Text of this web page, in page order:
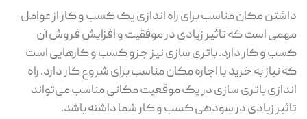
داشتن مکان مناسب برای راه اندازی یک کسب و کار از عوامل
مهمی است که تاثیر زیادی در موفقیت و افزایش فروش آن
کسب و کار دارد. باتری سازی نیز جزو کسب و کارهایی است
که نیاز به خرید یا اجاره مکان مناسب برای شروع کار دارد. راه
اندازی باتری سازی در یک موقعیت مکانی مناسب می‌تواند
تاثیر زیادی در سودهی کسب و کار شما داشته باشد.